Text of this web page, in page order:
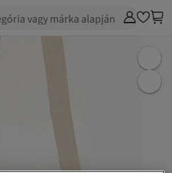
vagy márka alapján